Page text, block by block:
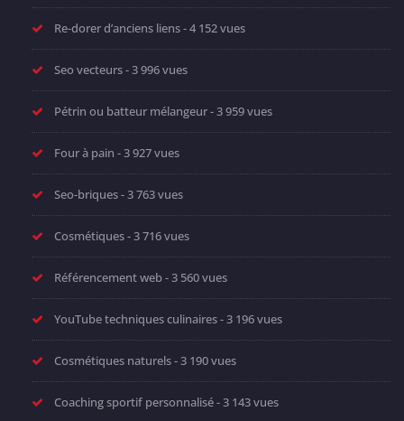
Re-dorer d’anciens liens- 4 152 vues
Seo vecteurs- 3 996 vues
Pétrin ou batteur mélangeur- 3 959 vues
Four à pain - 3 927 vues
Seo-briques- 3 763 vues
Cosmétiques- 3 716 vues
Référencement web- 3 560 vues
YouTube techniques culinaires- 3 196 vues
Cosmétiques naturels- 3 190 vues
Coaching sportif personnalisé- 3 143 vues